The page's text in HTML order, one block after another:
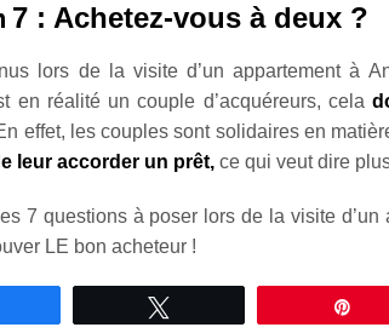
7 : Achetez-vous à deux ?
lors de la visite d’un appartement à
en réalité un couple d’acquéreurs, cela
effet, les couples sont solidaires en
leur accorder un prêt, ce qui veut dire
7 questions à poser lors de la visite
LE bon acheteur !